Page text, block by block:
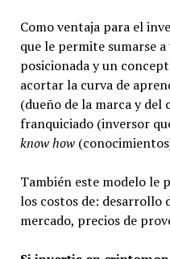
Como ventaja para el
que le permite sumarse
posicionada y un
acortar la curva de
(dueño de la marca y
franquiciado (inversor
know how
También este modelo le
los costos de: desarrollo
mercado, precios de